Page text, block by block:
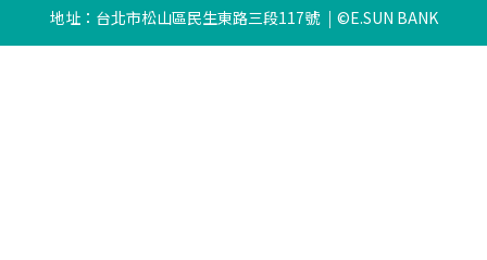
地址：台北市松山區民生東路三段117號
©E.SUN BANK